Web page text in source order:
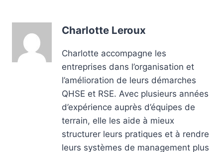
Charlotte Leroux
Charlotte accompagne les
entreprises dans l’organisation et
l’amélioration de leurs démarches
QHSE et RSE. Avec plusieurs années
d’expérience auprès d’équipes de
terrain, elle les aide à mieux
structurer leurs pratiques et à rendre
leurs systèmes de management plus